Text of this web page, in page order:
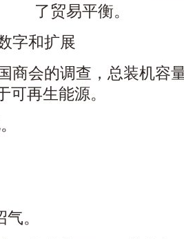
了贸易平衡。
字和扩展
商会的调查，总装机容
可再生能源。
。